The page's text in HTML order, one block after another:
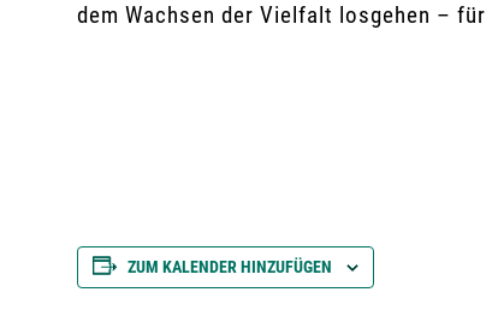
dem Wachsen der Vielfalt losgehen –
ZUM KALENDER HINZUFÜGEN